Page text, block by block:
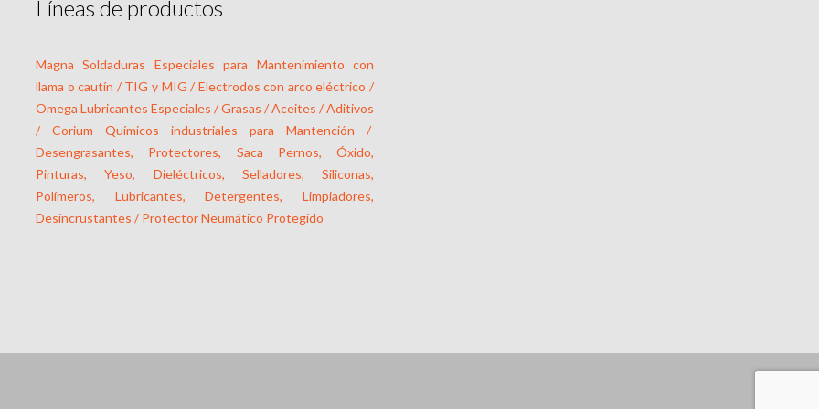
Líneas de productos
Magna Soldaduras Especiales para Mantenimiento con
llama o cautín / TIG y MIG / Electrodos con arco eléctrico /
Omega Lubricantes Especiales / Grasas / Aceites / Aditivos
/ Corium Químicos industriales para Mantención /
Desengrasantes, Protectores, Saca Pernos, Óxido,
Pinturas, Yeso, Dieléctricos, Selladores, Siliconas,
Polímeros, Lubricantes, Detergentes, Limpiadores,
Desincrustantes / Protector Neumático Protegido